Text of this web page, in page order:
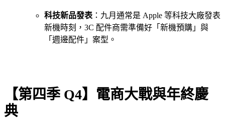
科技新品發表 ：九月通常是 Apple 等科技大廠發表
新機時刻，3C 配件商需準備好「新機預購」與
「週邊配件」案型。
【第四季 Q4】電商大戰與年終慶
典